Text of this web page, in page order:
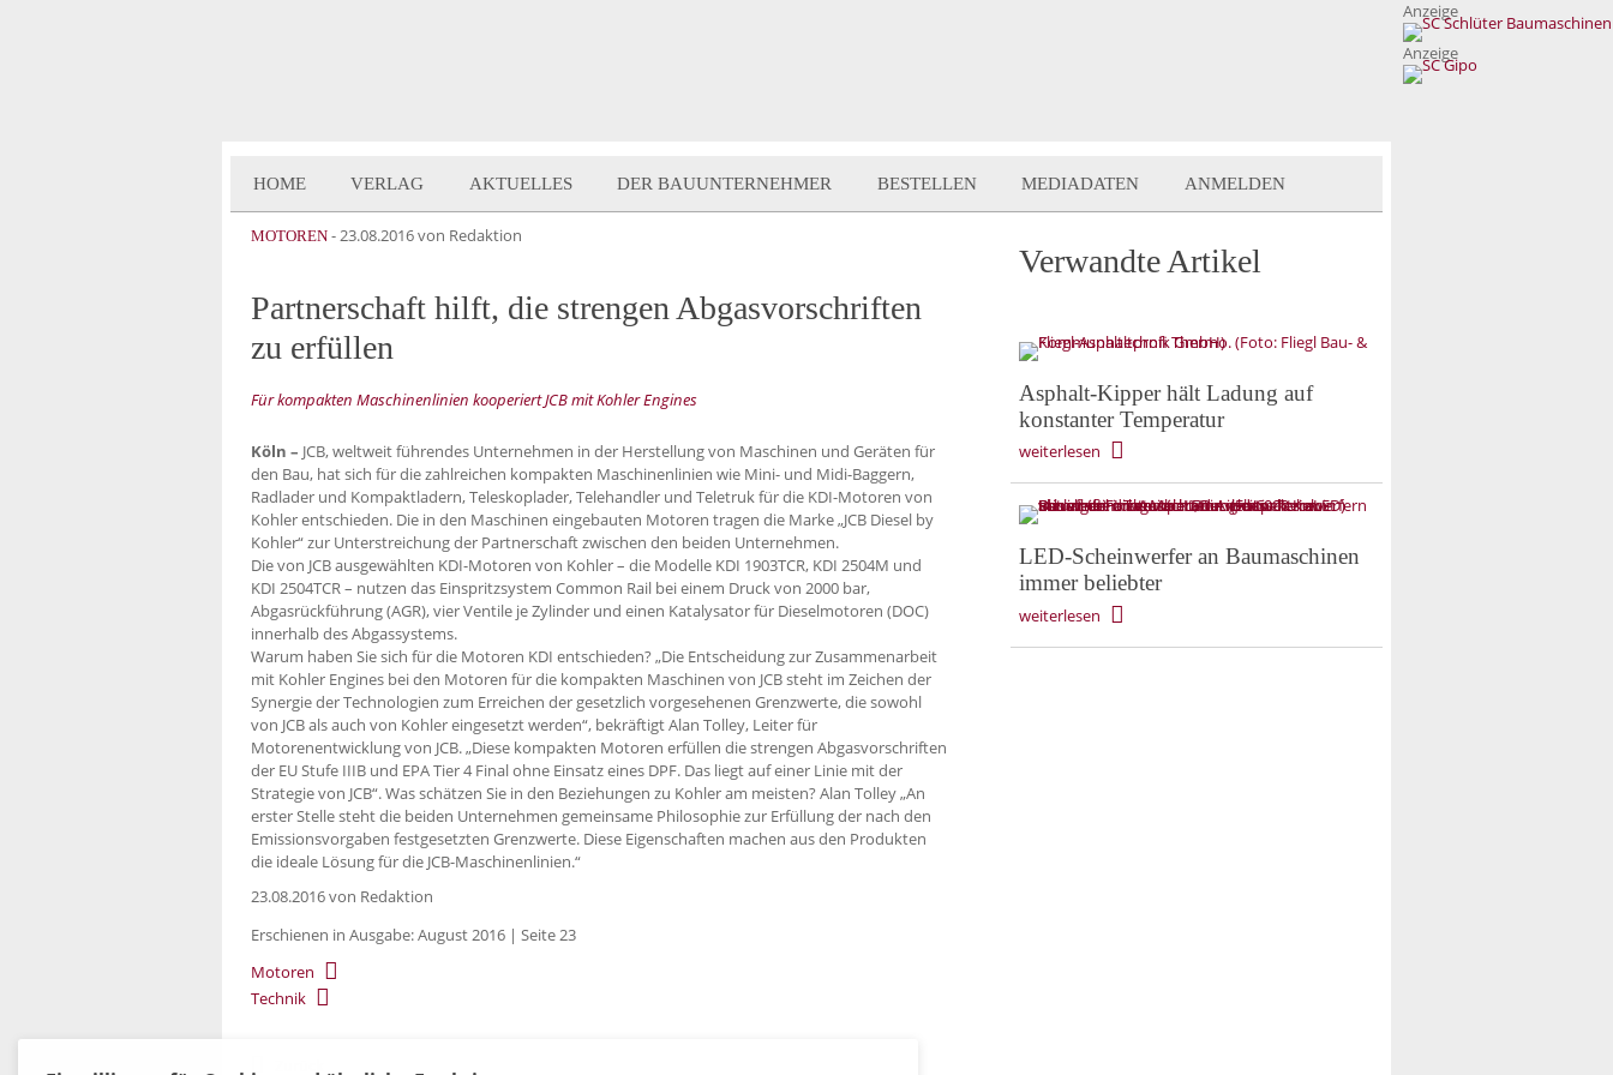
Anzeige
Anzeige
HOME VERLAG AKTUELLES DER BAUUNTERNEHMER BESTELLEN MEDIADATEN ANMELDEN
MOTOREN -23.08.2016von Redaktion
Partnerschaft hilft, die strengen Abgasvorschriften
zu erfüllen
Für kompakten Maschinenlinien kooperiert JCB mit Kohler Engines
Köln – JCB, weltweit führendes Unternehmen in der Herstellung von Maschinen und Geräten für
den Bau, hat sich für die zahlreichen kompakten Maschinenlinien wie Mini- und Midi-Baggern,
Radlader und Kompaktladern, Teleskoplader, Telehandler und Teletruk für die KDI-Motoren von
Kohler entschieden. Die in den Maschinen eingebauten Motoren tragen die Marke „JCB Diesel by
Kohler“ zur Unterstreichung der Partnerschaft zwischen den beiden Unternehmen.
Die von JCB ausgewählten KDI-Motoren von Kohler – die Modelle KDI 1903TCR, KDI 2504M und
KDI 2504TCR – nutzen das Einspritzsystem Common Rail bei einem Druck von 2000 bar,
Abgasrückführung (AGR), vier Ventile je Zylinder und einen Katalysator für Dieselmotoren (DOC)
innerhalb des Abgassystems.
Warum haben Sie sich für die Motoren KDI entschieden? „Die Entscheidung zur Zusammenarbeit
mit Kohler Engines bei den Motoren für die kompakten Maschinen von JCB steht im Zeichen der
Synergie der Technologien zum Erreichen der gesetzlich vorgesehenen Grenzwerte, die sowohl
von JCB als auch von Kohler eingesetzt werden“, bekräftigt Alan Tolley, Leiter für
Motorenentwicklung von JCB. „Diese kompakten Motoren erfüllen die strengen Abgasvorschriften
der EU Stufe IIIB und EPA Tier 4 Final ohne Einsatz eines DPF. Das liegt auf einer Linie mit der
Strategie von JCB“. Was schätzen Sie in den Beziehungen zu Kohler am meisten? Alan Tolley „An
erster Stelle steht die beiden Unternehmen gemeinsame Philosophie zur Erfüllung der nach den
Emissionsvorgaben festgesetzten Grenzwerte. Diese Eigenschaften machen aus den Produkten
die ideale Lösung für die JCB-Maschinenlinien.“
23.08.2016von Redaktion
Erschienen in Ausgabe: August 2016 | Seite 23
Motoren
Technik
Verwandte Artikel
Asphalt-Kipper hält Ladung auf
konstanter Temperatur
weiterlesen
LED-Scheinwerfer an Baumaschinen
immer beliebter
weiterlesen